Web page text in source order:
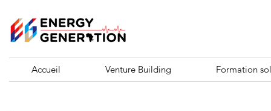
Accueil Venture Building Formation